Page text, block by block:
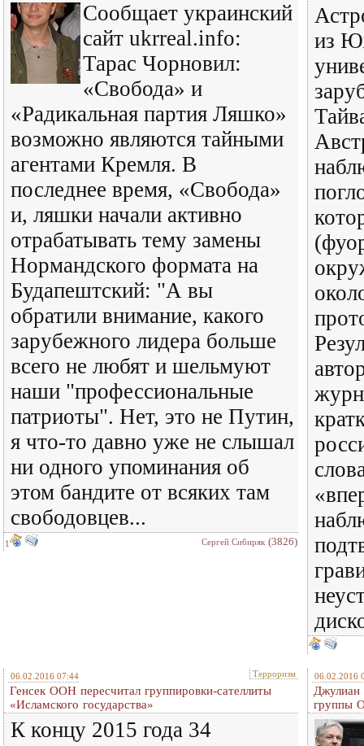
Сообщает украинский
сайт ukrreal.info:
Тарас Чорновил:
«Свобода» и
«Радикальная партия Ляшко»
возможно являются тайными
агентами Кремля. В
последнее время, «Свобода»
и, ляшки начали активно
отрабатывать тему замены
Нормандского формата на
Будапештский: "А вы
обратили внимание, какого
зарубежного лидера больше
всего не любят и шельмуют
наши "профессиональные
патриоты". Нет, это не Путин,
я что-то давно уже не слышал
ни одного упоминания об
этом бандите от всяких там
свободовцев...
1 Сергей Сибиряк (3826)
из
06.02.2016 07:44 Терроризм
Генсек ООН пересчитал группировки-сателлиты
«Исламского государства»
К концу 2015 года 34
06.02.2016
Джулиан
группы